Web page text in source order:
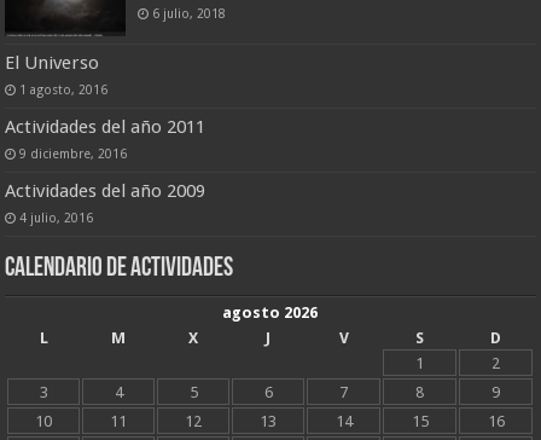
6 julio, 2018
El Universo
1 agosto, 2016
Actividades del año 2011
9 diciembre, 2016
Actividades del año 2009
4 julio, 2016
Calendario de actividades
agosto 2026
L
M X J V S D
1
2
3
4 5 6 7 8
9
10
11 12 13 14 15
16